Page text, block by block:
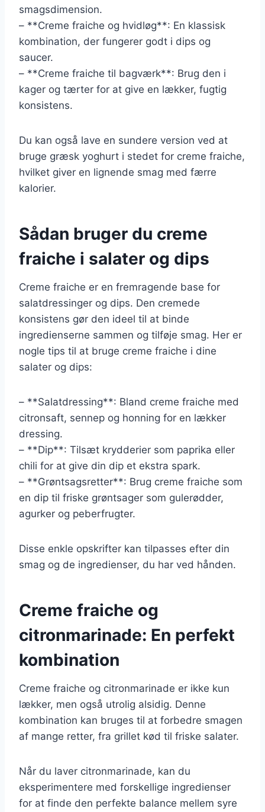
smagsdimension.
– **Creme fraiche og hvidløg**: En klassisk
kombination, der fungerer godt i dips og
saucer.
– **Creme fraiche til bagværk**: Brug den i
kager og tærter for at give en lækker, fugtig
konsistens.
Du kan også lave en sundere version ved at
bruge græsk yoghurt i stedet for creme fraiche,
hvilket giver en lignende smag med færre
kalorier.
Sådan bruger du creme
fraiche i salater og dips
Creme fraiche er en fremragende base for
salatdressinger og dips. Den cremede
konsistens gør den ideel til at binde
ingredienserne sammen og tilføje smag. Her er
nogle tips til at bruge creme fraiche i dine
salater og dips:
– **Salatdressing**: Bland creme fraiche med
citronsaft, sennep og honning for en lækker
dressing.
– **Dip**: Tilsæt krydderier som paprika eller
chili for at give din dip et ekstra spark.
– **Grøntsagsretter**: Brug creme fraiche som
en dip til friske grøntsager som gulerødder,
agurker og peberfrugter.
Disse enkle opskrifter kan tilpasses efter din
smag og de ingredienser, du har ved hånden.
Creme fraiche og
citronmarinade: En perfekt
kombination
Creme fraiche og citronmarinade er ikke kun
lækker, men også utrolig alsidig. Denne
kombination kan bruges til at forbedre smagen
af mange retter, fra grillet kød til friske salater.
Når du laver citronmarinade, kan du
eksperimentere med forskellige ingredienser
for at finde den perfekte balance mellem syre